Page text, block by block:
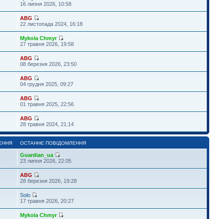
16 липня 2026, 10:58
ABG
22 листопада 2024, 16:18
Mykola Chmyr
27 травня 2026, 19:58
ABG
08 березня 2026, 23:50
ABG
04 грудня 2025, 09:27
ABG
01 травня 2025, 22:56
ABG
28 травня 2024, 21:14
ОСТАННЄ ПОВІДОМЛЕННЯ
Guardian_ua
23 липня 2026, 22:05
ABG
28 березня 2026, 19:28
Solo
17 травня 2026, 20:27
Mykola Chmyr